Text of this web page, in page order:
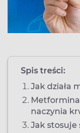
Spis treści:
Jak działa
naczynia
Jak stosuje